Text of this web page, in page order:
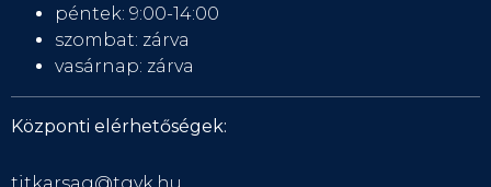
péntek: 9:00-14:00
szombat: zárva
vasárnap: zárva
Központi elérhetőségek:
titkarsag@tgyk.hu